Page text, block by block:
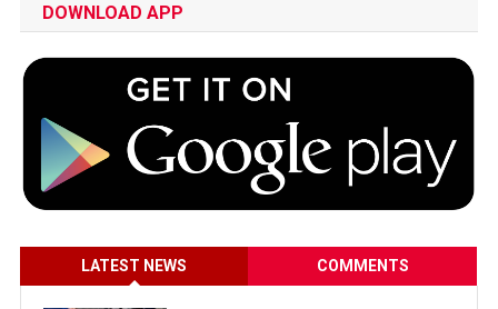
DOWNLOAD APP
LATEST NEWS COMMENTS